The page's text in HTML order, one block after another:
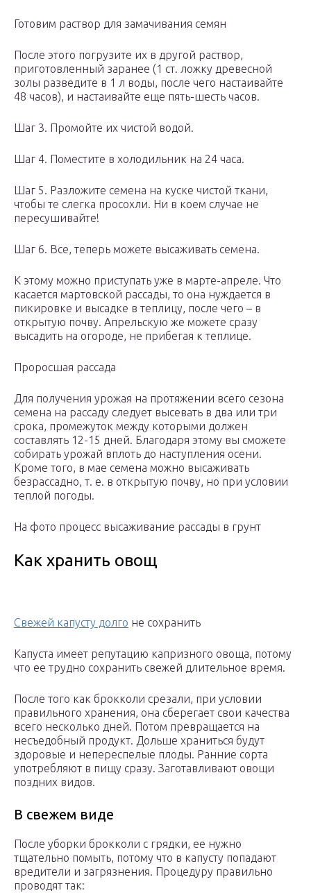
Готовим раствор для замачивания семян
После этого погрузите их в другой раствор,
приготовленный заранее (1 ст. ложку древесной
золы разведите в 1 л воды, после чего настаивайте
48 часов), и настаивайте еще пять-шесть часов.
Шаг 3. Промойте их чистой водой.
Шаг 4. Поместите в холодильник на 24 часа.
Шаг 5. Разложите семена на куске чистой ткани,
чтобы те слегка просохли. Ни в коем случае не
пересушивайте!
Шаг 6. Все, теперь можете высаживать семена.
К этому можно приступать уже в марте-апреле. Что
касается мартовской рассады, то она нуждается в
пикировке и высадке в теплицу, после чего – в
открытую почву. Апрельскую же можете сразу
высадить на огороде, не прибегая к теплице.
Проросшая рассада
Для получения урожая на протяжении всего сезона
семена на рассаду следует высевать в два или три
срока, промежуток между которыми должен
составлять 12-15 дней. Благодаря этому вы сможете
собирать урожай вплоть до наступления осени.
Кроме того, в мае семена можно высаживать
безрассадно, т. е. в открытую почву, но при условии
теплой погоды.
На фото процесс высаживание рассады в грунт
Как хранить овощ
Свежей капусту долго не сохранить
Капуста имеет репутацию капризного овоща, потому
что ее трудно сохранить свежей длительное время.
После того как брокколи срезали, при условии
правильного хранения, она сберегает свои качества
всего несколько дней. Потом превращается на
несъедобный продукт. Дольше храниться будут
здоровые и непереспелые плоды. Ранние сорта
употребляют в пищу сразу. Заготавливают овощи
поздних видов.
В свежем виде
После уборки брокколи с грядки, ее нужно
тщательно помыть, потому что в капусту попадают
вредители и загрязнения. Процедуру правильно
проводят так: